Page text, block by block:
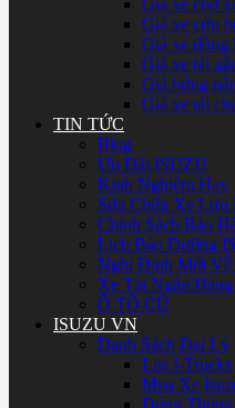
Giá xe chở
Giá xe cứu
Giá xe đông
Giá xe tải
Giá bửng
Giá xe tải
TIN TỨC
Blog
Ưu Đãi ISUZU
Kinh Nghiệm Hay
Sửa Chữa Xe Lưu
Chính Sách Bảo
Lịch Bảo Dưỡng
Nghị Định Mới Về
Xe Tải Ngân
Ô TÔ CŨ
ISUZU VN
Danh Sách Đại Lý
List I-Trucks
Mua Xe
Đóng